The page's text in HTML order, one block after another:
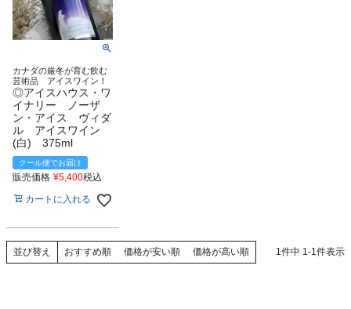
カナダの厳冬が育む飲む
芸術品 アイスワイン！
◎アイスハウス・ワ
イナリー ノーザ
ン・アイス ヴィダ
ル アイスワイン
(白) 375ml
クール便でお届け
販売価格 ¥5,400税込
カートに入れる
並び替え おすすめ順 価格が安い順 価格が高い順 1件中 1-1件表示